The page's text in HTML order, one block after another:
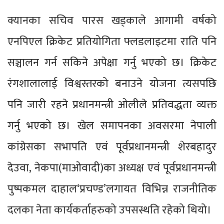
क्यानका सचिव पारस खड्काले आगामी वर्षको
एनपिएल क्रिकेट प्रतियोगिता फ्लडलाइटमा राति पनि
सञ्चालन गर्न सकिने अपेक्षा गर्नु भएको छ। क्रिकेट
रंगशालालाई विश्वस्तरको बनाउने योजना त्यसपछि
पनि जारी रहने प्रधानमन्त्री ओलीले प्रतिवद्धता व्यक्त
गर्नु भएको छ। खेल समापनका अवसरमा नेपाली
कांग्रेसका सभापति एवं पूर्वप्रधानमन्त्री शेरबहादुर
देउवा, नेकपा(माओवादी)का अध्यक्ष एवं पूर्वप्रधानमन्त्री
पुष्पकमल दाहाल‘प्रचण्ड’लगायत विभिन्न राजनीतिक
दलका नेता कार्यकर्ताहरुको उपसस्थति रहेको थियो।